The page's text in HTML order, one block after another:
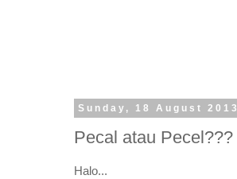
Sunday, 18 August 2013
Pecal atau Pecel???
Halo...